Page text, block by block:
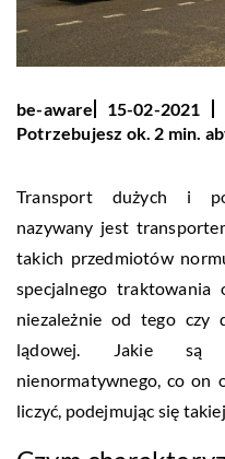
be-aware
15-02-2021
Potrzebujesz ok. 2 min.
Transport dużych i
nazywany jest
takich przedmiotów
specjalnego
niezależnie od tego czy
lądowej. Jakie są
nienormatywnego, co on
liczyć, podejmując się